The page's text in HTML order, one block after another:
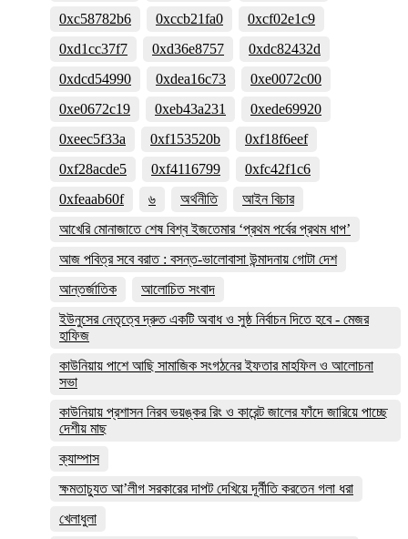
0xc58782b6
0xccb21fa0
0xcf02e1c9
0xd1cc37f7
0xd36e8757
0xdc82432d
0xdcd54990
0xdea16c73
0xe0072c00
0xe0672c19
0xeb43a231
0xede69920
0xeec5f33a
0xf153520b
0xf18f6eef
0xf28acde5
0xf4116799
0xfc42f1c6
0xfeaab60f
৬ অর্থনীতি
আইন বিচার
আখেরি মোনাজাতে শেষ বিশ্ব ইজতেমার ‘প্রথম পর্বের প্রথম ধাপ’
আজ পবিত্র সবে বরাত : বসন্ত-ভালোবাসা উন্মাদনায় গোটা দেশ
আন্তর্জাতিক
আলোচিত সংবাদ
ইউনুসের নেতৃত্বে দ্রুত একটি অবাধ ও সুষ্ঠ নির্বাচন দিতে হবে - মেজর
হাফিজ
কাউনিয়ায় পাশে আছি সামাজিক সংগঠনের ইফতার মাহফিল ও আলোচনা
সভা
কাউনিয়ায় প্রশাসন নিরব ভয়ঙ্কর রিং ও কারেন্ট জালের ফাঁদে জারিয়ে পাচ্ছে
দেশীয় মাছ
ক্যাম্পাস
ক্ষমতাচ্যুত আ’লীগ সরকারের দাপট দেখিয়ে দূর্নীতি করতেন গলা ধরা
খেলাধুলা